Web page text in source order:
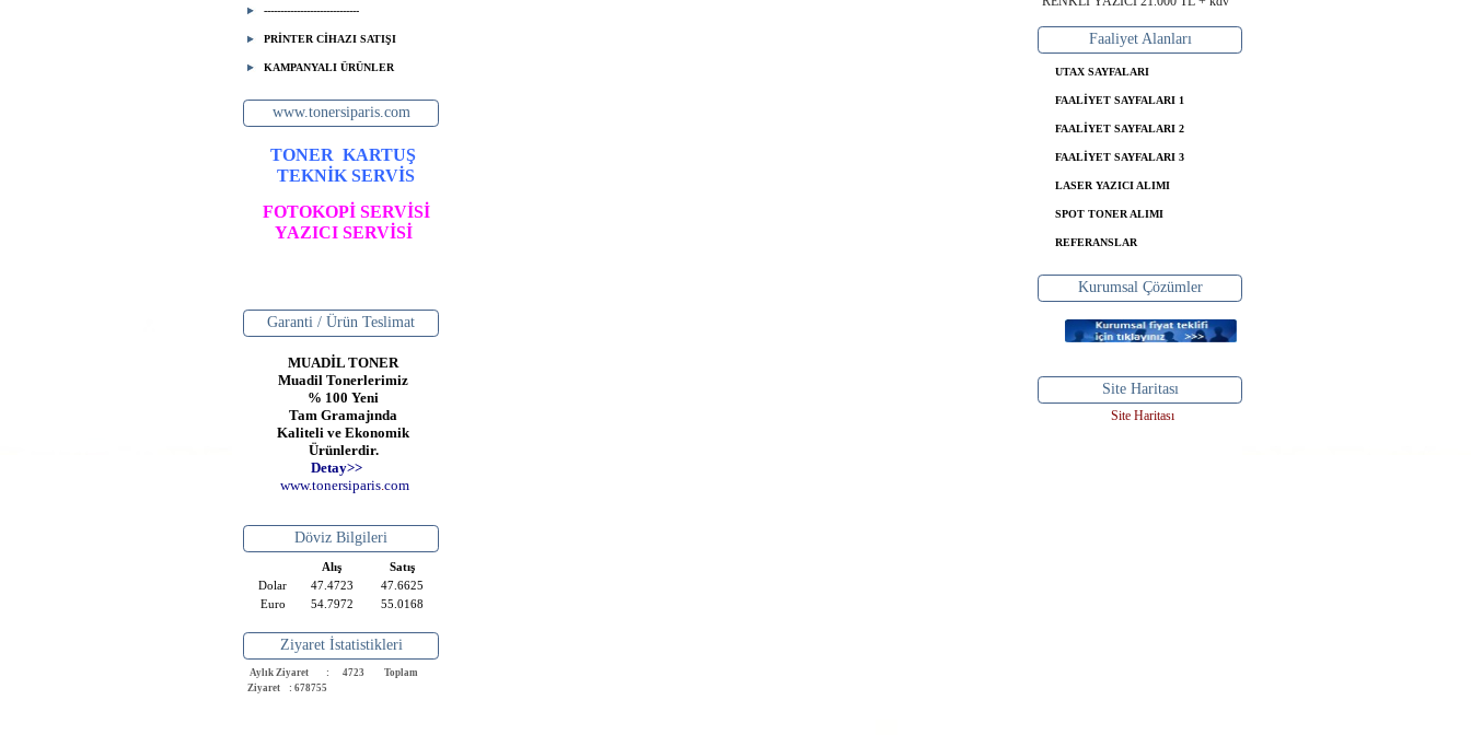
-----------------------------
PRİNTER CİHAZI SATIŞI
KAMPANYALI ÜRÜNLER
www.tonersiparis.com
TONER KARTUŞ
TEKNİK SERVİS
FOTOKOPİ SERVİSİ
YAZICI SERVİSİ
Garanti / Ürün Teslimat
MUADİL TONER
Muadil Tonerlerimiz
% 100 Yeni
Tam Gramajında
Kaliteli ve Ekonomik
Ürünlerdir.
Detay>>
www.tonersiparis.com
Döviz Bilgileri
Alış
Satış
Dolar
47.4723
47.6625
Euro
54.7972 55.0168
Ziyaret İstatistikleri
Aylık Ziyaret : 4723
Toplam
Ziyaret : 678755
Faaliyet Alanları
UTAX SAYFALARI
FAALİYET SAYFALARI 1
FAALİYET SAYFALARI 2
FAALİYET SAYFALARI 3
LASER YAZICI ALIMI
SPOT TONER ALIMI
REFERANSLAR
Kurumsal Çözümler
Site Haritası
Site Haritası